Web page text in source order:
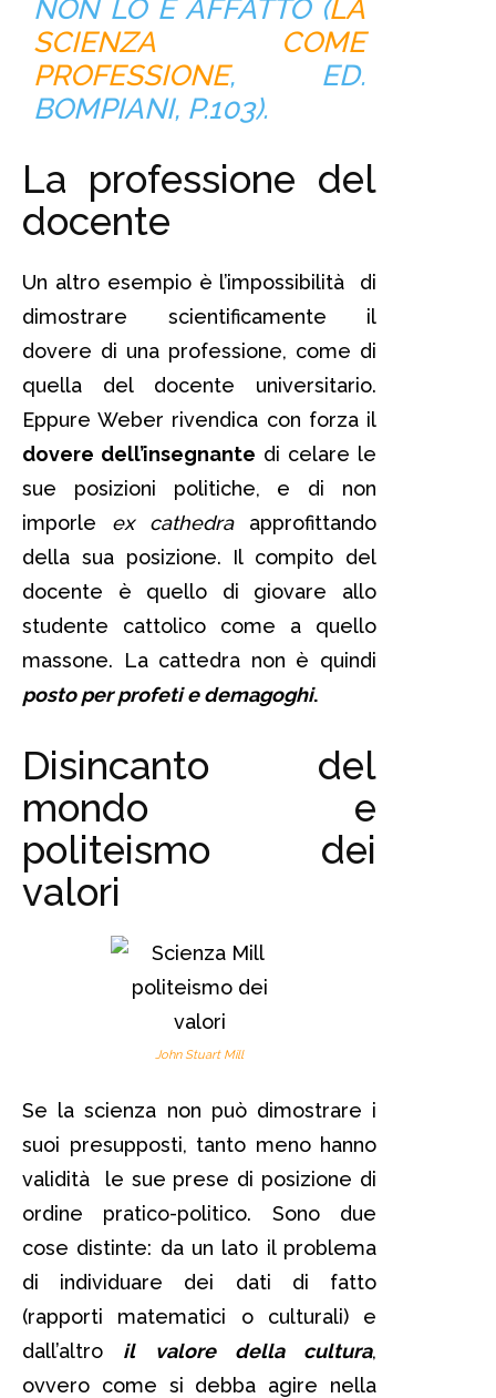
NON LO È AFFATTO (LA
SCIENZA COME
PROFESSIONE, ED.
BOMPIANI, P.103).
La professione del
docente
Un altro esempio è l’impossibilità di
dimostrare scientificamente il
dovere di una professione, come di
quella del docente universitario.
Eppure Weber rivendica con forza il
dovere dell’insegnante di celare le
sue posizioni politiche, e di non
imporle ex cathedraapprofittando
della sua posizione. Il compito del
docente è quello di giovare allo
studente cattolico come a quello
massone. La cattedra non è quindi
posto per profeti e demagoghi.
Disincanto del
mondo e
politeismo dei
valori
John Stuart Mill
Se la scienza non può dimostrare i
suoi presupposti, tanto meno hanno
validità le sue prese di posizione di
ordine pratico-politico. Sono due
cose distinte: da un lato il problema
di individuare dei dati di fatto
(rapporti matematici o culturali) e
dall’altro il valore della cultura,
ovvero come si debba agire nella